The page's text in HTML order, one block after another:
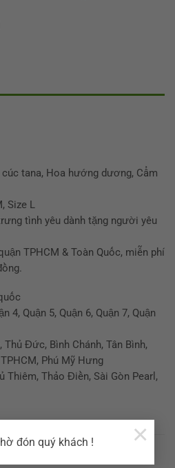
đón quý khách ! ×
tana, Hoa hướng dương, Cẩm
Size L
tình yêu dành tặng người yêu
TPHCM & Toàn Quốc, miễn phí
4, Quận 5, Quận 6, Quận 7, Quận
Thủ Đức, Bình Chánh, Tân Bình,
Phú Mỹ Hưng
Thiêm, Thảo Điền, Sài Gòn Pearl,